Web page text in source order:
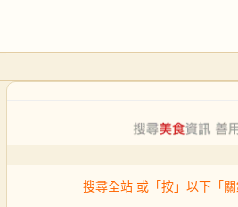
搜尋全站 或「按」以下「